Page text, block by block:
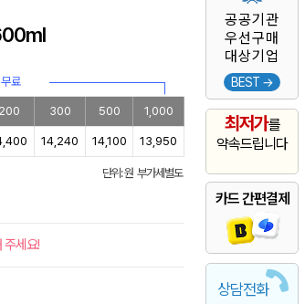
공공기관
우선구매
대상기업
BEST →
최저가를
약속드립니다
카드 간편결제
상담전화
료
200 300 500 1,000
14,240 14,100 13,950
단위: 원 부가세별도
주세요!